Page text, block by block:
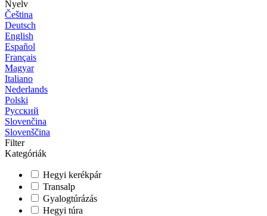
Nyelv
Čeština
Deutsch
English
Español
Français
Magyar
Italiano
Nederlands
Polski
Русский
Slovenčina
Slovenščina
Filter
Kategóriák
Hegyi kerékpár
Transalp
Gyalogtúrázás
Hegyi túra